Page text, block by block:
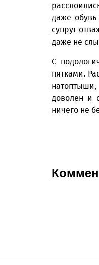
даже
супруг
даже не
С
пятками.
доволен и
ничего не